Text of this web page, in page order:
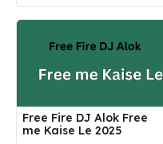
Free Fire DJ Alok Free
me Kaise Le 2025